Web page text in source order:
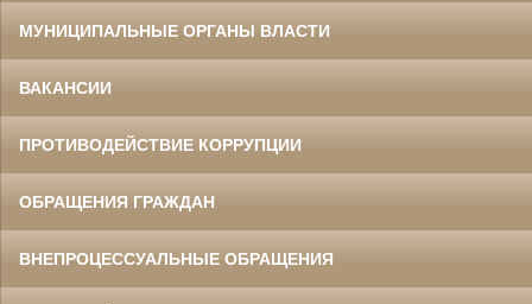
МУНИЦИПАЛЬНЫЕ ОРГАНЫ ВЛАСТИ
ВАКАНСИИ
ПРОТИВОДЕЙСТВИЕ КОРРУПЦИИ
ОБРАЩЕНИЯ ГРАЖДАН
ВНЕПРОЦЕССУАЛЬНЫЕ ОБРАЩЕНИЯ